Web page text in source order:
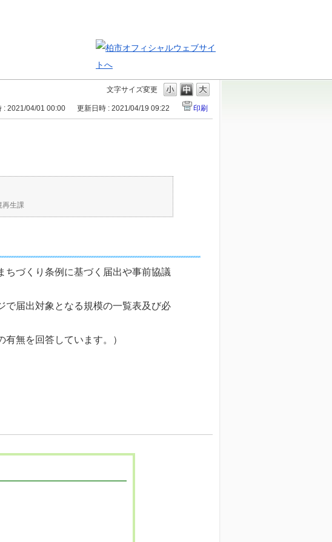
文字サイズ変更
: 2021/04/01 00:00 更新日時 : 2021/04/19 09:22 印刷
再生課
ちづくり条例に基づく届出や事前協議
で届出対象となる規模の一覧表及び必
無を回答しています。）